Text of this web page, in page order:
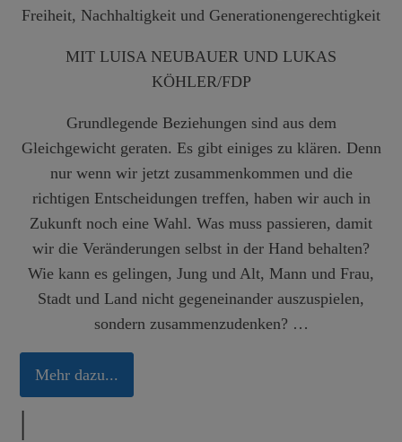
Freiheit, Nachhaltigkeit und Generationengerechtigkeit
MIT LUISA NEUBAUER UND LUKAS
KÖHLER/FDP
Grundlegende Beziehungen sind aus dem
Gleichgewicht geraten. Es gibt einiges zu klären. Denn
nur wenn wir jetzt zusammenkommen und die
richtigen Entscheidungen treffen, haben wir auch in
Zukunft noch eine Wahl. Was muss passieren, damit
wir die Veränderungen selbst in der Hand behalten?
Wie kann es gelingen, Jung und Alt, Mann und Frau,
Stadt und Land nicht gegeneinander auszuspielen,
sondern zusammenzudenken? …
Mehr dazu...
|